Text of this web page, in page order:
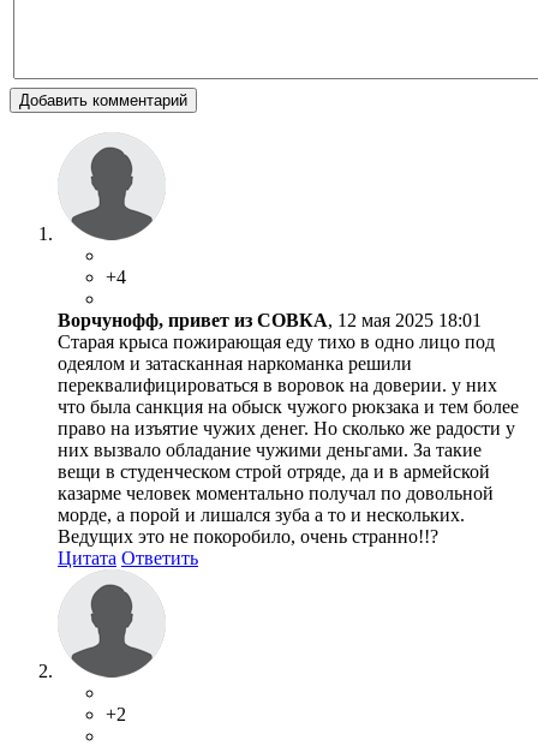
Добавить комментарий
+4
Ворчунофф, привет из СОВКА, 12 мая 2025 18:01
Старая крыса пожирающая еду тихо в одно лицо под
одеялом и затасканная наркоманка решили
переквалифицироваться в воровок на доверии. у них
что была санкция на обыск чужого рюкзака и тем более
право на изъятие чужих денег. Но сколько же радости у
них вызвало обладание чужими деньгами. За такие
вещи в студенческом строй отряде, да и в армейской
казарме человек моментально получал по довольной
морде, а порой и лишался зуба а то и нескольких.
Ведущих это не покоробило, очень странно!!?
Цитата Ответить
+2